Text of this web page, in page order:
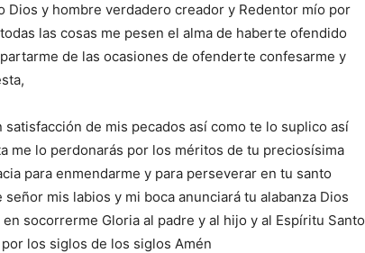
y hombre verdadero creador y Redentor mío por
las cosas me pesen el alma de haberte ofendido
de las ocasiones de ofenderte confesarme y
de mis pecados así como te lo suplico así
me lo perdonarás por los méritos de tu preciosísima
para enmendarme y para perseverar en tu santo
mis labios y mi boca anunciará tu alabanza Dios
socorrerme Gloria al padre y al hijo y al Espíritu Santo
los siglos de los siglos Amén